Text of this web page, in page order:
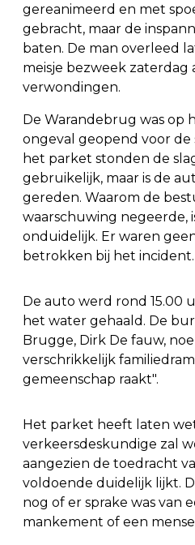
gereanimeerd en met
gebracht, maar de
baten. De man overleed
meisje bezweek zaterdag
verwondingen.
De Warandebrug was op
ongeval geopend voor de
het parket stonden de
gebruikelijk, maar is de
gereden. Waarom de
waarschuwing negeerde,
onduidelijk. Er waren
betrokken bij het incident.
De auto werd rond 15.00
het water gehaald. De
Brugge, Dirk De fauw,
verschrikkelijk
gemeenschap raakt".
Het parket heeft laten
verkeersdeskundige zal
aangezien de toedracht
voldoende duidelijk lijkt.
nog of er sprake was van
mankement of een